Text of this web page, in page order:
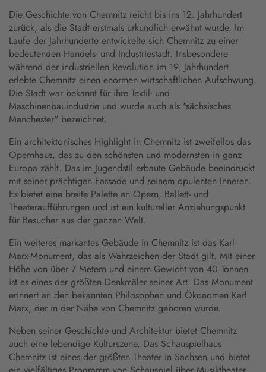
Die Geschichte von Chemnitz reicht bis ins 12. Jahrhundert
zurück, als die Stadt erstmals urkundlich erwähnt wurde. Im
Laufe der Jahrhunderte entwickelte sich Chemnitz zu einer
bedeutenden Handels- und Industriestadt. Insbesondere
während der industriellen Revolution im 19. Jahrhundert
erlebte Chemnitz einen enormen wirtschaftlichen Aufschwung.
Die Stadt war bekannt für ihre Textil- und
Maschinenbauindustrie und wurde auch als "sächsisches
Manchester" bezeichnet.
Ein architektonisches Highlight in Chemnitz ist zweifellos das
Opernhaus, das zu den schönsten und modernsten in ganz
Europa zählt. Das im Jugendstil erbaute Gebäude beeindruckt
mit seiner prächtigen Fassade und seinem opulenten Inneren.
Es bietet eine breite Palette an Opern, Ballett- und
Theateraufführungen und ist ein kultureller Anziehungspunkt
für Besucher aus der ganzen Welt.
Ein weiteres markantes Gebäude in Chemnitz ist das Karl-
Marx-Monument, das als Wahrzeichen der Stadt gilt. Mit einer
Höhe von über 7 Metern und einem Gewicht von 40 Tonnen
ist es eines der größten Denkmäler seiner Art. Das Monument
erinnert an den bekannten Philosophen und Ökonomen Karl
Marx, der in der Nähe von Chemnitz geboren wurde.
Neben seiner Geschichte und Architektur bietet Chemnitz
auch eine lebendige Kulturszene. Das Schauspielhaus
Chemnitz ist eines der größten Theater in Sachsen und bietet